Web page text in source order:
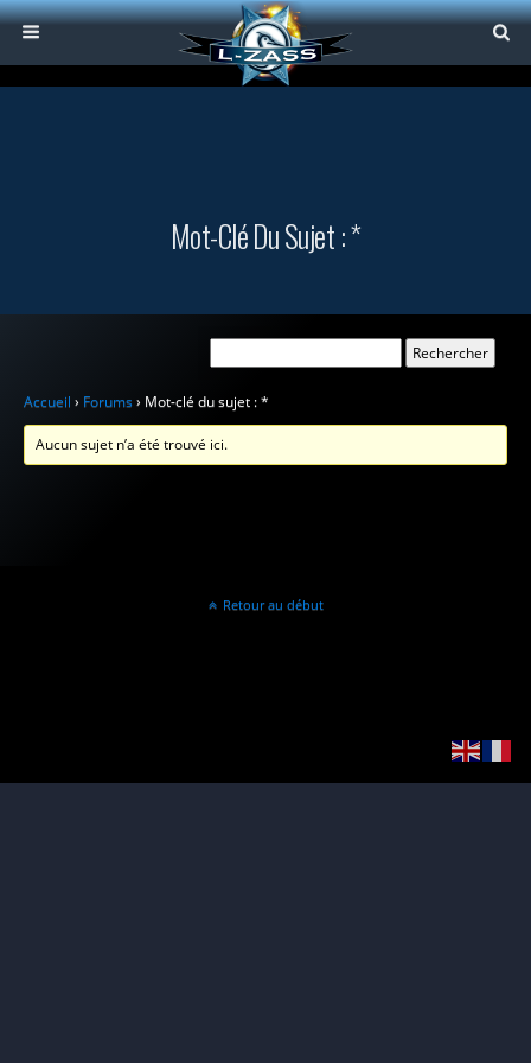
Mot-Clé Du Sujet : *
Accueil › Forums › Mot-clé du sujet : *
Aucun sujet n’a été trouvé ici.
Retour au début